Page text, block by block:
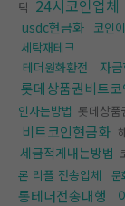
탁 24시코인업체
usdc현금화 코인
세탁재테크
테더원화환전
자
롯데상품권비트코
인사는방법 롯데상품
비트코인현금화
세금적게내는방법
론 리플 전송업체
문
통테더전송대행